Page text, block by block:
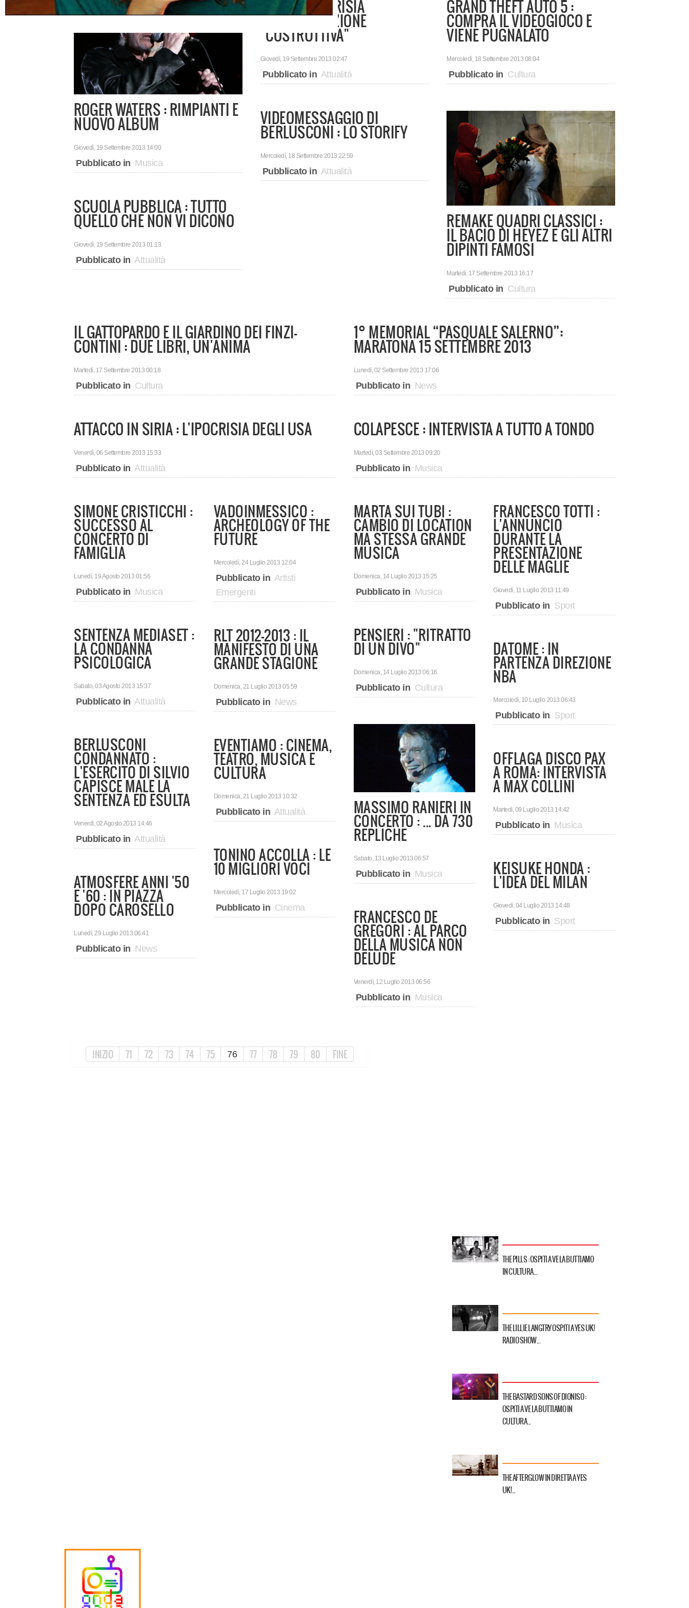
ROGER WATERS : RIMPIANTI E
NUOVO ALBUM
Giovedì, 19 Settembre 2013 14:00
Pubblicato in Musica
SCUOLA PUBBLICA : TUTTO
QUELLO CHE NON VI DICONO
Giovedì, 19 Settembre 2013 01:13
Pubblicato in Attualità
IL PD : L'IPOCRISIA
DELL'OPPOSIZIONE
"COSTRUTTIVA"
Giovedì, 19 Settembre 2013 02:47
Pubblicato in Attualità
VIDEOMESSAGGIO DI
BERLUSCONI : LO STORIFY
Mercoledì, 18 Settembre 2013 22:59
Pubblicato in Attualità
GRAND THEFT AUTO 5 :
COMPRA IL VIDEOGIOCO E
VIENE PUGNALATO
Mercoledì, 18 Settembre 2013 08:04
Pubblicato in Cultura
REMAKE QUADRI CLASSICI :
IL BACIO DI HEYEZ E GLI ALTRI
DIPINTI FAMOSI
Martedì, 17 Settembre 2013 16:17
Pubblicato in Cultura
IL GATTOPARDO E IL GIARDINO DEI FINZI-
CONTINI : DUE LIBRI, UN'ANIMA
Martedì, 17 Settembre 2013 00:18
Pubblicato in Cultura
ATTACCO IN SIRIA : L'IPOCRISIA DEGLI USA
Venerdì, 06 Settembre 2013 15:33
Pubblicato in Attualità
1° MEMORIAL “PASQUALE SALERNO”:
MARATONA 15 SETTEMBRE 2013
Lunedì, 02 Settembre 2013 17:06
Pubblicato in News
COLAPESCE : INTERVISTA A TUTTO A TONDO
Martedì, 03 Settembre 2013 09:20
Pubblicato in Musica
SIMONE CRISTICCHI :
SUCCESSO AL
CONCERTO DI
FAMIGLIA
Lunedì, 19 Agosto 2013 01:56
Pubblicato in Musica
SENTENZA MEDIASET :
LA CONDANNA
PSICOLOGICA
Sabato, 03 Agosto 2013 15:37
Pubblicato in Attualità
BERLUSCONI
CONDANNATO :
L'ESERCITO DI SILVIO
CAPISCE MALE LA
SENTENZA ED ESULTA
Venerdì, 02 Agosto 2013 14:46
Pubblicato in Attualità
ATMOSFERE ANNI '50
E '60 : IN PIAZZA
DOPO CAROSELLO
Lunedì, 29 Luglio 2013 06:41
Pubblicato in News
VADOINMESSICO :
ARCHEOLOGY OF THE
FUTURE
Mercoledì, 24 Luglio 2013 12:04
Pubblicato in Artisti
Emergenti
RLT 2012-2013 : IL
MANIFESTO DI UNA
GRANDE STAGIONE
Domenica, 21 Luglio 2013 05:59
Pubblicato in News
EVENTIAMO : CINEMA,
TEATRO, MUSICA E
CULTURA
Domenica, 21 Luglio 2013 10:32
Pubblicato in Attualità
TONINO ACCOLLA : LE
10 MIGLIORI VOCI
Mercoledì, 17 Luglio 2013 19:02
Pubblicato in Cinema
MARTA SUI TUBI :
CAMBIO DI LOCATION
MA STESSA GRANDE
MUSICA
Domenica, 14 Luglio 2013 15:25
Pubblicato in Musica
PENSIERI : "RITRATTO
DI UN DIVO"
Domenica, 14 Luglio 2013 06:16
Pubblicato in Cultura
MASSIMO RANIERI IN
CONCERTO : ... DA 730
REPLICHE
Sabato, 13 Luglio 2013 06:57
Pubblicato in Musica
FRANCESCO DE
GREGORI : AL PARCO
DELLA MUSICA NON
DELUDE
Venerdì, 12 Luglio 2013 06:56
Pubblicato in Musica
FRANCESCO TOTTI :
L'ANNUNCIO
DURANTE LA
PRESENTAZIONE
DELLE MAGLIE
Giovedì, 11 Luglio 2013 11:49
Pubblicato in Sport
DATOME : IN
PARTENZA DIREZIONE
NBA
Mercoledì, 10 Luglio 2013 06:43
Pubblicato in Sport
OFFLAGA DISCO PAX
A ROMA: INTERVISTA
A MAX COLLINI
Martedì, 09 Luglio 2013 14:42
Pubblicato in Musica
KEISUKE HONDA :
L'IDEA DEL MILAN
Giovedì, 04 Luglio 2013 14:48
Pubblicato in Sport
INIZIO 71 72 73 74 75 76 77 78 79 80 FINE
THE PILLS : OSPITI A VE LA BUTTIAMO
IN CULTURA...
THE LILLIE LANGTRY OSPITI A YES UK!
RADIO SHOW...
THE BASTARD SONS OF DIONISO :
OSPITI A VE LA BUTTIAMO IN
CULTURA...
THE AFTERGLOW IN DIRETTA A YES
UK!...